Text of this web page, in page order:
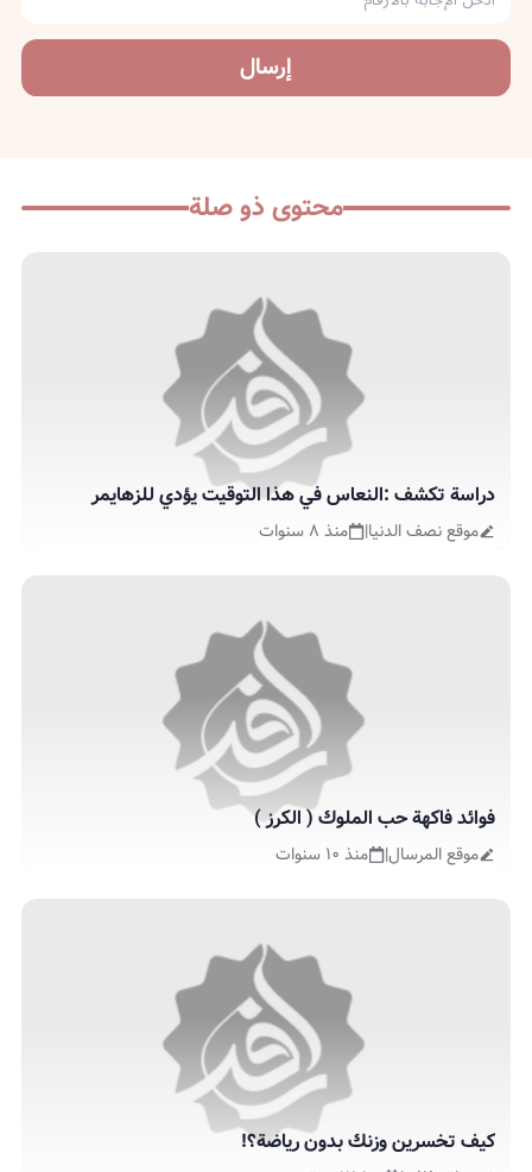
إرسال
محتوى ذو صلة
دراسة تكشف :النعاس في هذا التوقيت يؤدي للزهايمر
موقع نصف الدنيا| منذ ٨ سنوات
فوائد فاكهة حب الملوك ( الكرز )
موقع المرسال| منذ ١٠ سنوات
كيف تخسرين وزنك بدون رياضة؟!